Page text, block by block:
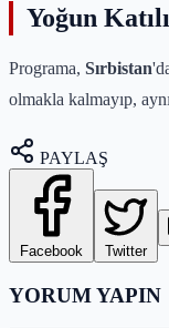
Yoğun
Programa, Sırbistan
olmakla kalmayıp,
PAYLAŞ
Facebook Twitter
YORUM YAPIN